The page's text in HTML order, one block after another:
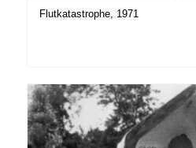
Flutkatastrophe, 1971